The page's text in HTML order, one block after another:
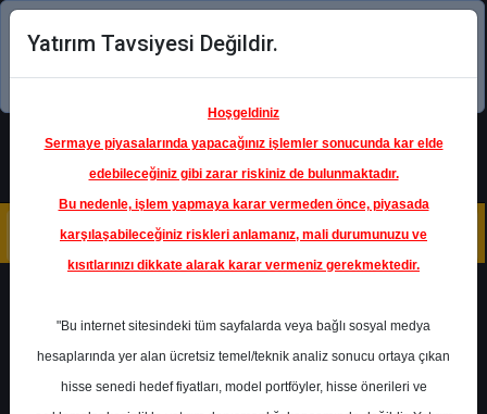
Şimdi uygulamayı indirin!
Ana Sayfa
Raporlar
Yapı Kredi Yatırım
Rapor Detay
Yatırım Tavsiyesi Değildir.
Hoşgeldiniz
Sermaye piyasalarında yapacağınız işlemler sonucunda kar elde
edebileceğiniz gibi zarar riskiniz de bulunmaktadır.
Bu nedenle, işlem yapmaya karar vermeden önce, piyasada
karşılaşabileceğiniz riskleri anlamanız, mali durumunuzu ve
kısıtlarınızı dikkate alarak karar vermeniz gerekmektedir.
"Bu internet sitesindeki tüm sayfalarda veya bağlı sosyal medya
hesaplarında yer alan ücretsiz temel/teknik analiz sonucu ortaya çıkan
hisse senedi hedef fiyatları, model portföyler, hisse önerileri ve